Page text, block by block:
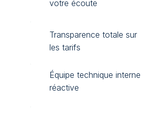
votre écoute
Transparence totale sur
les tarifs
Équipe technique interne
réactive